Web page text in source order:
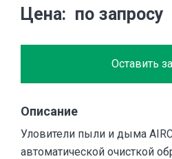
Цена по запросу
Оставить
Описание
Уловители пыли и дыма
автоматической очисткой